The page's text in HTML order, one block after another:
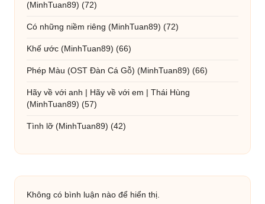
(MinhTuan89) (72)
Có những niềm riêng (MinhTuan89) (72)
Khế ước (MinhTuan89) (66)
Phép Màu (OST Đàn Cá Gỗ) (MinhTuan89) (66)
Hãy về với anh | Hãy về với em | Thái Hùng
(MinhTuan89) (57)
Tình lỡ (MinhTuan89) (42)
Không có bình luận nào để hiển thị.